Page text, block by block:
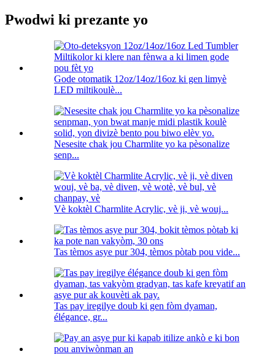
Pwodwi ki prezante yo
Gode ​​otomatik 12oz/14oz/16oz ki gen limyè
LED miltikoulè...
Nesesite chak jou Charmlite yo ka pèsonalize
senp...
Vè koktèl Charmlite Acrylic, vè ji, vè wouj...
Tas tèmos asye pur 304, tèmos pòtab pou vide...
Tas pay iregilye doub ki gen fòm dyaman,
élégance, gr...